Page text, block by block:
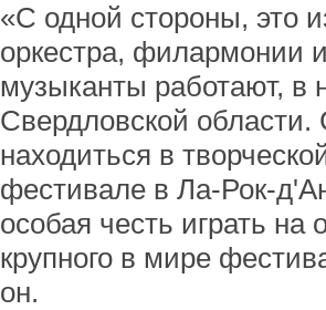
«С одной стороны, это
оркестра, филармонии
музыканты работают, в
Свердловской области.
находиться в
фестивале в Лa-Рок-
особая честь играть на
крупного в мире
он.